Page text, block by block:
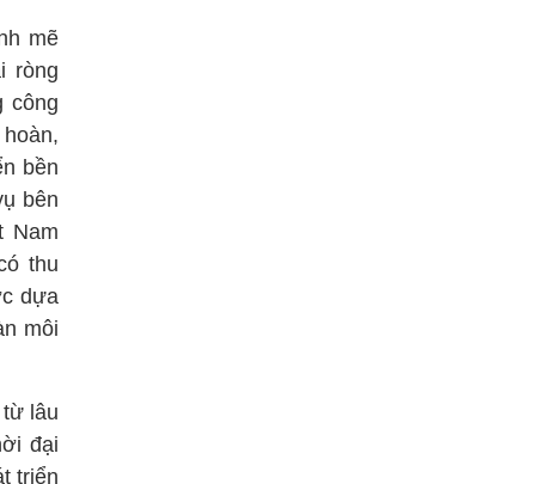
mẽ
ròng
công
bền
bên
Nam
thu
dựa
môi
lâu
đại
triển